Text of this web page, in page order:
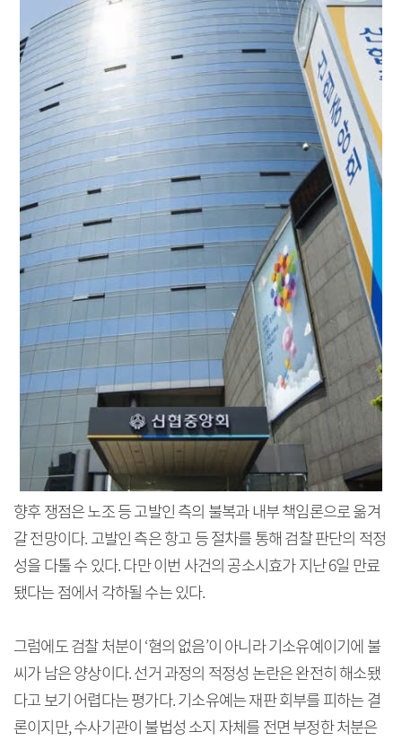
향후 쟁점은 노조 등 고발인 측의 불복과 내부 책임론으로 옮겨
갈 전망이다. 고발인 측은 항고 등 절차를 통해 검찰 판단의 적정
성을 다툴 수 있다. 다만 이번 사건의 공소시효가 지난 6일 만료
됐다는 점에서 각하될 수는 있다.
그럼에도 검찰 처분이 ‘혐의 없음’이 아니라 기소유예이기에 불
씨가 남은 양상이다. 선거 과정의 적정성 논란은 완전히 해소됐
다고 보기 어렵다는 평가다. 기소유예는 재판 회부를 피하는 결
론이지만, 수사기관이 불법성 소지 자체를 전면 부정한 처분은